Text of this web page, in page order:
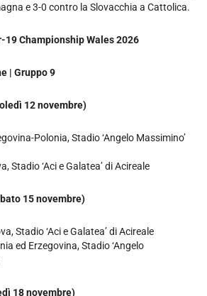
e 3-0 contro la Slovacchia a Cattolica.
19 Championship Wales 2026
| Gruppo 9
12 novembre)
Polonia, Stadio ‘Angelo Massimino’
Stadio ‘Aci e Galatea’ di Acireale
15 novembre)
Stadio ‘Aci e Galatea’ di Acireale
ed Erzegovina, Stadio ‘Angelo
18 novembre)